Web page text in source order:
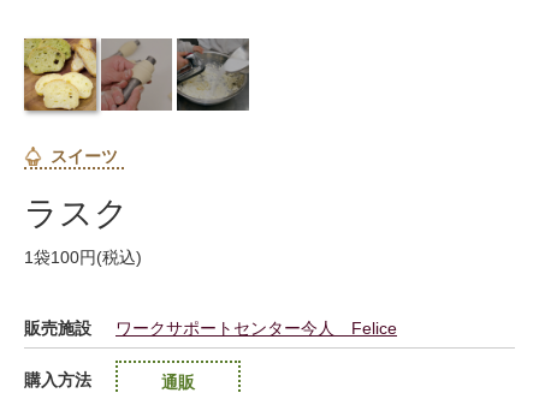
スイーツ
ラスク
1袋100円(税込)
販売施設 ワークサポートセンター今人 Felice
購入方法 通販